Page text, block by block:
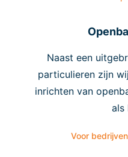
Naast een
particulieren zijn
inrichten van
als
Voor